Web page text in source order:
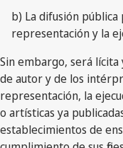
b) La difusión
representación y la
Sin embargo, será
de autor y de los
representación, la
o artísticas ya
establecimientos de